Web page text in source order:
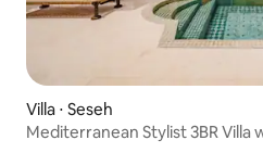
Villa ⋅ Seseh
Mediterranean Stylist 3BR Villa